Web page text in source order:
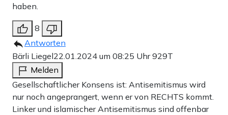
haben.
8
Antworten
Bärli Liegel22.01.2024 um 08:25 Uhr929T
Melden
Gesellschaftlicher Konsens ist: Antisemitismus wird
nur noch angeprangert, wenn er von RECHTS kommt.
Linker und islamischer Antisemitismus sind offenbar